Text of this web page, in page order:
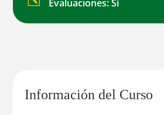
Evaluaciones: Sí
Información del Curso